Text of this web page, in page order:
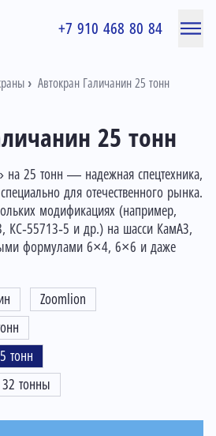
+7 910 468 80 84
Автокран Галичанин 25 тонн
25 тонн
на 25 тонн — надежная спецтехника,
для отечественного рынка.
модификациях (например,
КС‑55713‑5 и др.) на шасси КамАЗ,
формулами 6×4, 6×6 и даже
Zoomlion
тонн
тонны